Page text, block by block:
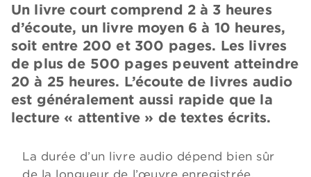
​​​​​​​Un livre court comprend 2 à 3 heures
d’écoute, un livre moyen 6 à 10 heures,
soit entre 200 et 300 pages. Les livres
de plus de 500 pages peuvent atteindre
20 à 25 heures. L’écoute de livres audio
est généralement aussi rapide que la
lecture « attentive » de textes écrits.
La durée d’un livre audio dépend bien sûr